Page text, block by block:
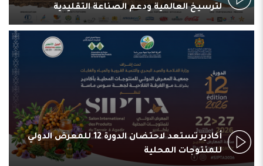
لترسيخ العالمية ودعم الصناعة التقليدية
أكادير تستعد لاحتضان الدورة 12 للمعرض الدولي
للمنتوجات المحلية